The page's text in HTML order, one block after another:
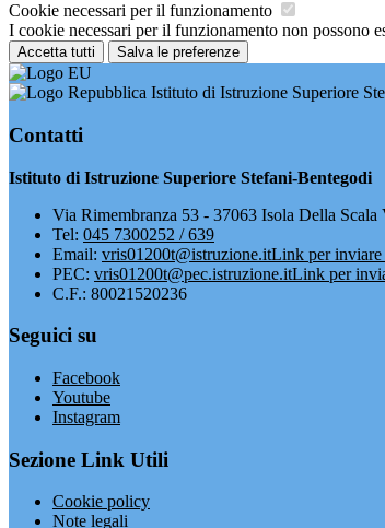
Cookie necessari per il funzionamento
I cookie necessari per il funzionamento non possono
Accetta tutti Salva le preferenze
Istituto di Istruzione Superiore
Contatti
Istituto di Istruzione Superiore Stefani-Bentegodi
Via Rimembranza 53 - 37063 Isola Della Scala
Tel: 045 7300252 / 639
Email: vris01200t@istruzione.itLink per inviare
PEC: vris01200t@pec.istruzione.itLink per
C.F.: 80021520236
Seguici su
Facebook
Youtube
Instagram
Sezione Link Utili
Cookie policy
Note legali